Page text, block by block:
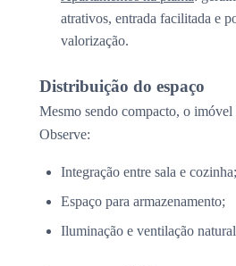
atrativos, entrada facilitada e
valorização.
Distribuição do espaço
Mesmo sendo compacto, o
Observe:
Integração entre sala e cozinha;
Espaço para armazenamento;
Iluminação e ventilação